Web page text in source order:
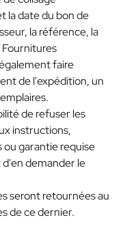
la date du bon de
la référence, la
faire
de l'expédition, un
de refuser les
instructions,
ou garantie requise
demander le
seront retournées au
de ce dernier.